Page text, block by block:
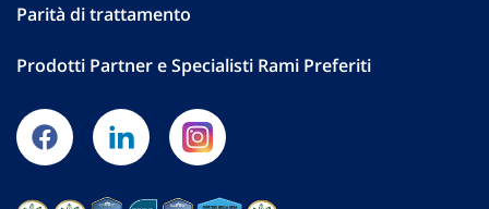
Parità di trattamento
Prodotti Partner e Specialisti Rami Preferiti